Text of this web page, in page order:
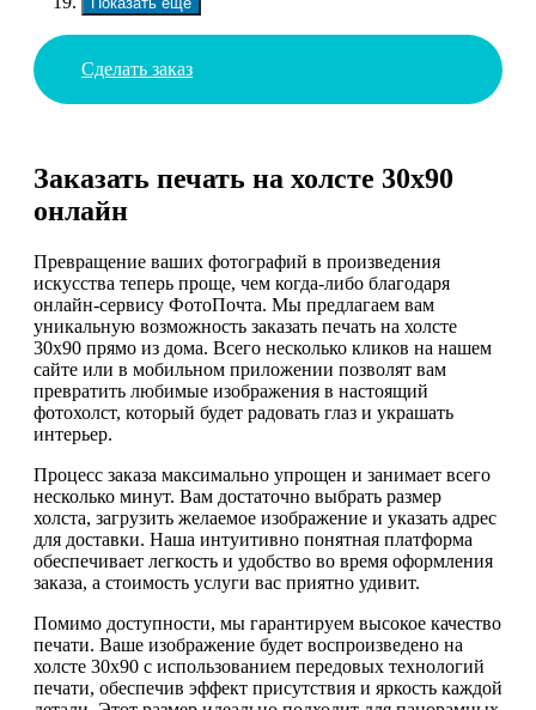
Сделать заказ
Заказать печать на холсте 30х90
онлайн
Превращение ваших фотографий в произведения
искусства теперь проще, чем когда-либо благодаря
онлайн-сервису ФотоПочта. Мы предлагаем вам
уникальную возможность заказать печать на холсте
30х90 прямо из дома. Всего несколько кликов на нашем
сайте или в мобильном приложении позволят вам
превратить любимые изображения в настоящий
фотохолст, который будет радовать глаз и украшать
интерьер.
Процесс заказа максимально упрощен и занимает всего
несколько минут. Вам достаточно выбрать размер
холста, загрузить желаемое изображение и указать адрес
для доставки. Наша интуитивно понятная платформа
обеспечивает легкость и удобство во время оформления
заказа, а стоимость услуги вас приятно удивит.
Помимо доступности, мы гарантируем высокое качество
печати. Ваше изображение будет воспроизведено на
холсте 30х90 с использованием передовых технологий
печати, обеспечив эффект присутствия и яркость каждой